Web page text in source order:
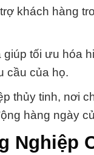
khách hàng
tối ưu hóa
cầu của họ.
thủy tinh, nơi
hàng ngày
Nghiệp